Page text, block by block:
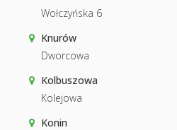
Wołczyńska 6
Knurów
Dworcowa
Kolbuszowa
Kolejowa
Konin